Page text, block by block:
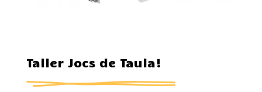
Taller Jocs de Taula!